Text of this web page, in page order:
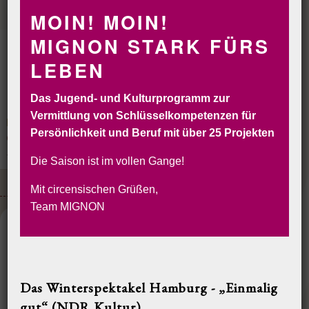
CIRCORANTE CIRCUS MIGNON INSELCIRCUS
SOLYCIRCO
VERLEIH
BUCHEN&RESERVIEREN
NO FESTIVAL IN 2015 GEWINNER 2013
Sommern im Großen Chapiteau des InselCircus über 300 Artisten aus 35
Nationen um 150.000 € Preisgeld und um Engagements in Häusern wie
Circus Roncalli, Circus Monti, den GOP Varietés, dem Wintergarten
MOIN! MOIN!
MIGNON STARK FÜRS
LEBEN
Das Jugend- und Kulturprogramm zur
Vermittlung von Schlüsselkompetenzen für
Persönlichkeit und Beruf mit über 25 Projekten
Die Saison ist im vollen Gange!
Mit circensischen Grüßen,
Team MIGNON
Das Winterspektakel Hamburg - „Einmalig